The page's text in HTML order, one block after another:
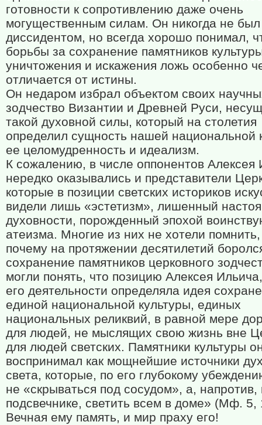
готовности к сопротивлению даже очень
могущественным силам. Он никогда не был
диссидентом, но всегда хорошо понимал,
борьбы за сохранение памятников
уничтожения и искажения ложь особенно
отличается от истины.
Он недаром избрал объектом своих
зодчество Византии и Древней Руси,
такой духовной силы, который на столетия
определил сущность нашей национальной
ее целомудренность и идеализм.
К сожалению, в числе оппонентов Алексея
нередко оказывались и представители
которые в позиции светских историков
видели лишь «эстетизм», лишенный
духовности, порожденный эпохой
атеизма. Многие из них не хотели помнить,
почему на протяжении десятилетий
сохранение памятников церковного
могли понять, что позицию Алексея
его деятельности определяла идея
единой национальной культуры, единых
национальных реликвий, в равной мере
для людей, не мыслящих свою жизнь вне
для людей светских. Памятники культуры
воспринимал как мощнейшие источники
света, которые, по его глубокому
не «скрываться под сосудом», а, напротив,
подсвечнике, светить всем в доме» (Мф. 5,
Вечная ему память, и мир праху его!